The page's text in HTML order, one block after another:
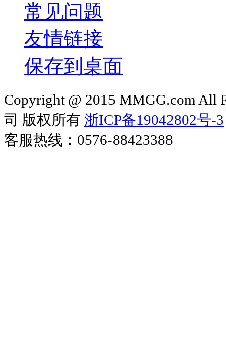
常见问题
友情链接
保存到桌面
Copyright @ 2015 MMGG.com All
司 版权所有 浙ICP备19042802号-3
客服热线：0576-88423388